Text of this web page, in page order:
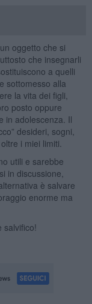
oggetto che si
che insegnarli
a quelli
sottomesso alla
la vita dei figli,
posto oppure
in adolescenza. Il
desideri, sogni,
i miei limiti.
utili e sarebbe
in discussione,
è salvare
enorme ma
salvifico!